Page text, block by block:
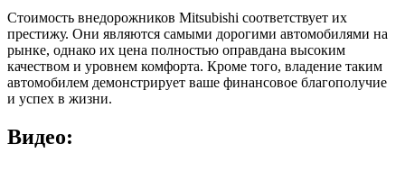
Стоимость внедорожников Mitsubishi соответствует их
престижу. Они являются самыми дорогими автомобилями на
рынке, однако их цена полностью оправдана высоким
качеством и уровнем комфорта. Кроме того, владение таким
автомобилем демонстрирует ваше финансовое благополучие
и успех в жизни.
Видео: